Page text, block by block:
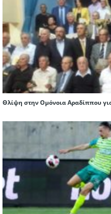
Θλίψη στην Ομόνοια Αραδίππου